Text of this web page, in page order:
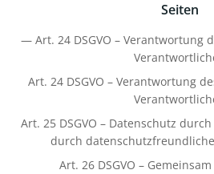
Seiten
— Art. 24 DSGVO – Verantwortung
Art. 24 DSGVO – Verantwortung
Art. 25 DSGVO – Datenschutz
durch
Art. 26 DSGVO –